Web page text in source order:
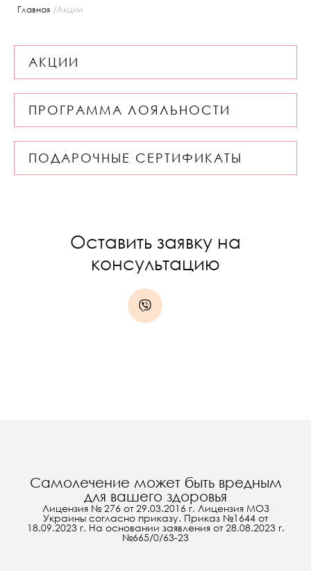
Главная /Акции
АКЦИИ
ПРОГРАММА ЛОЯЛЬНОСТИ
ПОДАРОЧНЫЕ СЕРТИФИКАТЫ
Оставить заявку на
консультацию
Самолечение может быть вредным
для вашего здоровья
Лицензия № 276 от 29.03.2016 г. Лицензия МОЗ
Украины согласно приказу. Приказ №1644 от
18.09.2023 г. На основании заявления от 28.08.2023 г.
№665/0/63-23